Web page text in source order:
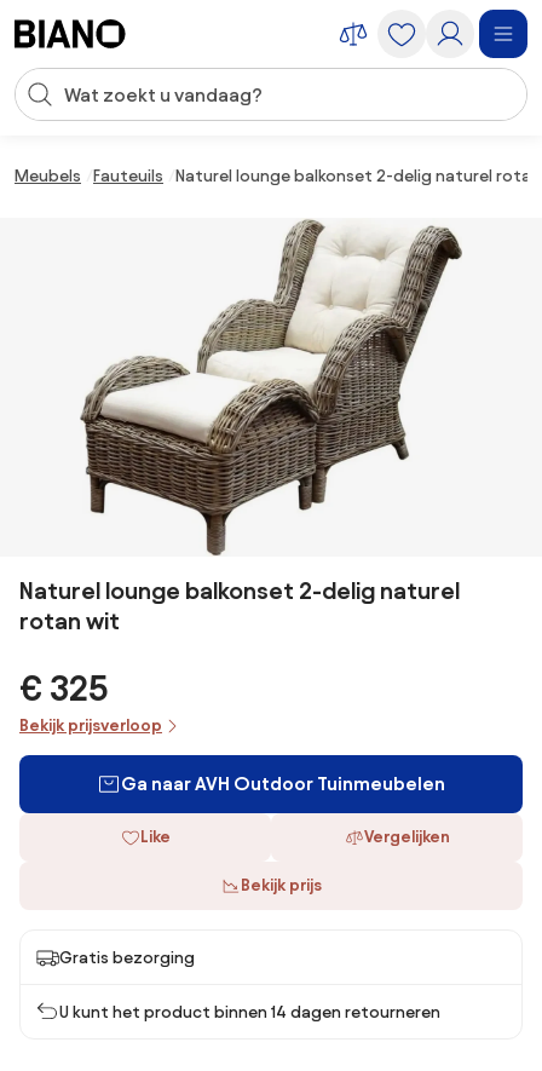
Zoekopdracht invoeren
Meubels Fauteuils Naturel lounge balkonset 2-delig naturel
Naturel lounge balkonset 2-delig naturel
rotan wit
€ 325
Bekijk prijsverloop
Ga naar AVH Outdoor Tuinmeubelen
Like Vergelijken
Bekijk prijs
Gratis bezorging
U kunt het product binnen 14 dagen retourneren